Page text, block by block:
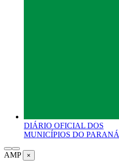
DIÁRIO OFICIAL DOS
MUNICÍPIOS DO PARANÁ
AMP ×